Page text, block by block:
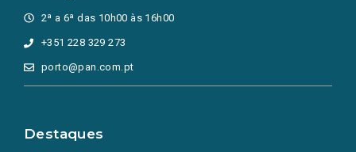
2ª a 6ª das 10h00 às 16h00
+351 228 329 273
porto@pan.com.pt
Destaques